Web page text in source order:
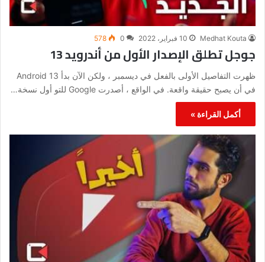
Medhat Kouta 10 فبراير، 2022 0
578
جوجل تطلق الإصدار الأول من أندرويد 13
ظهرت التفاصيل الأولى بالفعل في ديسمبر ، ولكن الآن بدأ Android 13
في أن يصبح حقيقة واقعة. في الواقع ، أصدرت Google للتو أول نسخة…
أكمل القراءة »